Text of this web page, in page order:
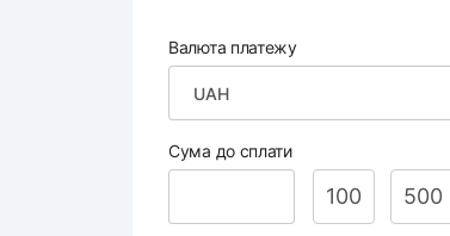
Валюта платежу
Сума до сплати
100 500